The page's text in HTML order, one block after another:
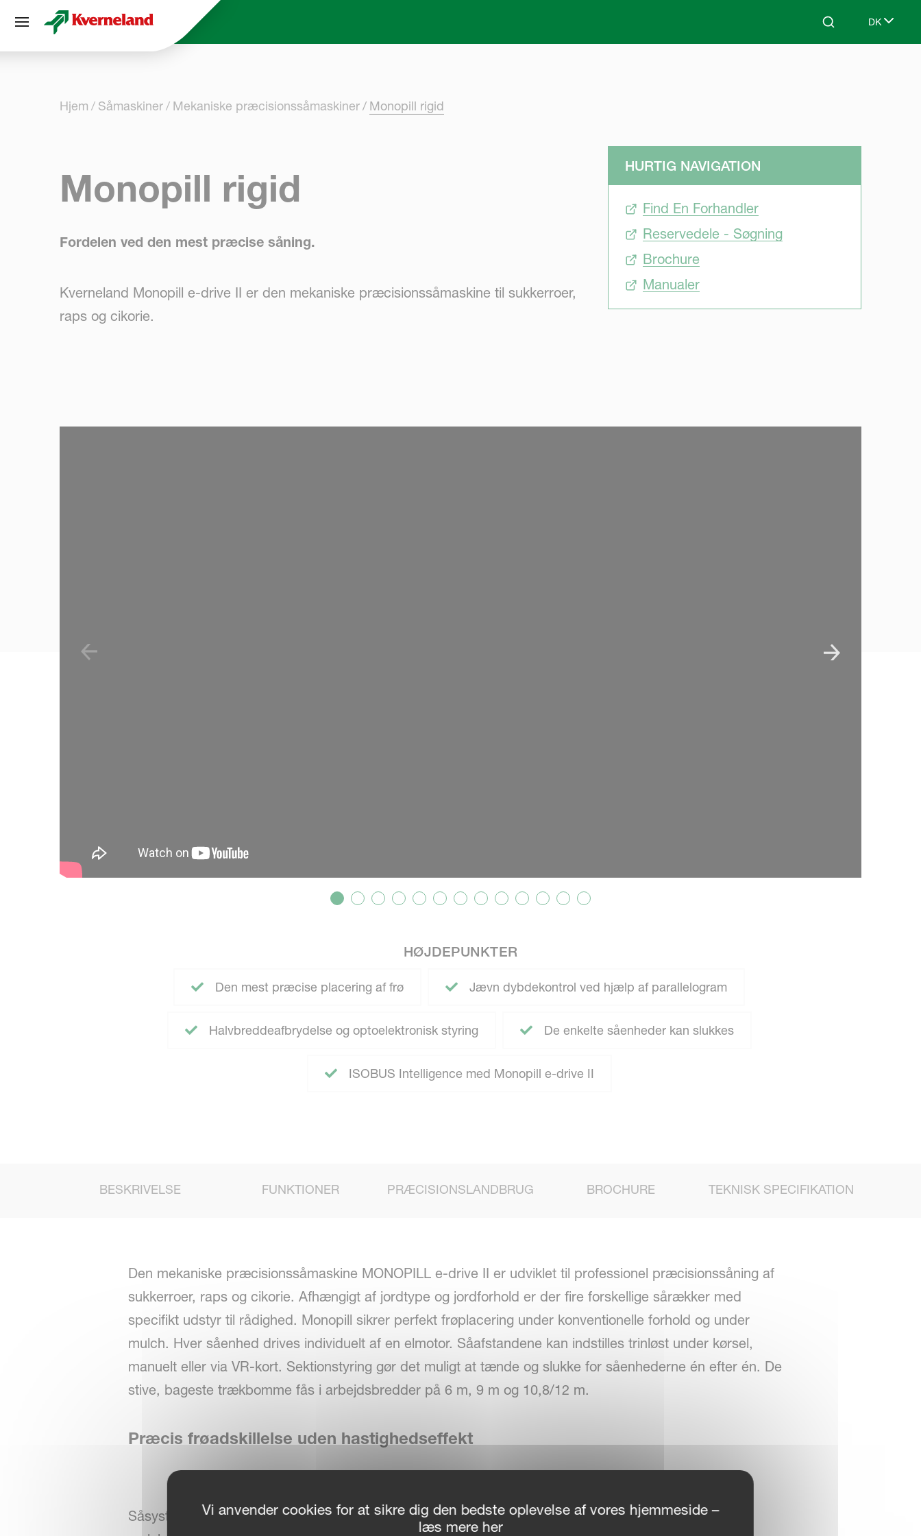
Search DK
Select
Hjem Såmaskiner Mekaniske præcisionssåmaskiner Monopill rigid
Monopill rigid
Fordelen ved den mest præcise såning.
Kverneland Monopill e-drive II er den mekaniske præcisionssåmaskine til sukkerroer,
raps og cikorie.
HURTIG NAVIGATION
Find En Forhandler
Reservedele - Søgning
Brochure
Manualer
HØJDEPUNKTER
Den mest præcise placering af frø Jævn dybdekontrol ved hjælp af parallelogram
Halvbreddeafbrydelse og optoelektronisk styring De enkelte såenheder kan slukkes
ISOBUS Intelligence med Monopill e-drive II
BESKRIVELSE FUNKTIONER PRÆCISIONSLANDBRUG BROCHURE TEKNISK SPECIFIKATION
Den mekaniske præcisionssåmaskine MONOPILL e-drive II er udviklet til professionel præcisionssåning af
sukkerroer, raps og cikorie. Afhængigt af jordtype og jordforhold er der fire forskellige sårækker med
specifikt udstyr til rådighed. Monopill sikrer perfekt frøplacering under konventionelle forhold og under
mulch. Hver såenhed drives individuelt af en elmotor. Såafstandene kan indstilles trinløst under kørsel,
manuelt eller via VR-kort. Sektionstyring gør det muligt at tænde og slukke for såenhederne én efter én. De
stive, bageste trækbomme fås i arbejdsbredder på 6 m, 9 m og 10,8/12 m.
Præcis frøadskillelse uden hastighedseffekt
Såsystemets avancerede konstruktion sikrer præcis frøadskillelse og perfekt frøplacering. Frøskivens
CCookie-styringspanel
Vi anvender cookies for at sikre dig den bedste oplevelse af vores hjemmeside –
læs mere her